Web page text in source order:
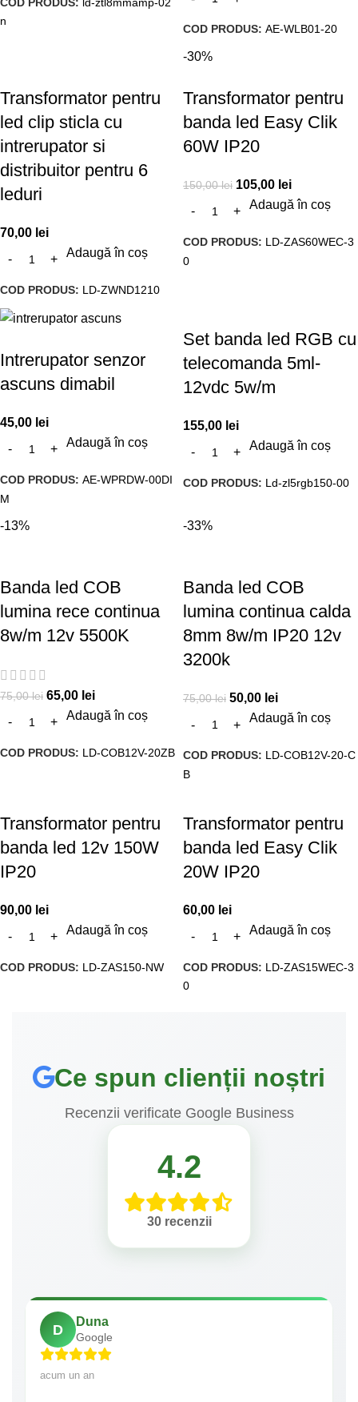
n
COD PRODUS: AE-WLB01-20
Transformator pentru
led clip sticla cu
intrerupator si
distribuitor pentru 6
leduri
70,00 lei
Adaugă în coș
COD PRODUS: LD-ZWND1210
-30%
Transformator pentru
banda led Easy Clik
60W IP20
150,00lei 105,00 lei
Adaugă în coș
COD PRODUS: LD-ZAS60WEC-3
0
Intrerupator senzor
ascuns dimabil
45,00 lei
Adaugă în coș
COD PRODUS: AE-WPRDW-00DI
M
Set banda led RGB cu
telecomanda 5ml-
12vdc 5w/m
155,00 lei
Adaugă în coș
COD PRODUS: Ld-zl5rgb150-00
-13%
Banda led COB
lumina rece continua
8w/m 12v 5500K
75,00lei 65,00 lei
Adaugă în coș
COD PRODUS: LD-COB12V-20ZB
-33%
Banda led COB
lumina continua calda
8mm 8w/m IP20 12v
3200k
75,00lei 50,00 lei
Adaugă în coș
COD PRODUS: LD-COB12V-20-C
B
Transformator pentru
banda led 12v 150W
IP20
90,00 lei
Adaugă în coș
COD PRODUS: LD-ZAS150-NW
Transformator pentru
banda led Easy Clik
20W IP20
60,00 lei
Adaugă în coș
COD PRODUS: LD-ZAS15WEC-3
0
Ce spun clienții noștri
Recenzii verificate Google Business
4.2
30 recenzii
D
Duna
Google
acum un an